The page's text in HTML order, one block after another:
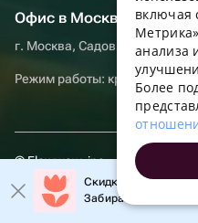
Офис в Москве
г. Москва, Садовническая
Режим работы: круглосуточно
© Flowwow, inc
Условия
Скидка до 10% на
Забирайте
включая
анализа
Более